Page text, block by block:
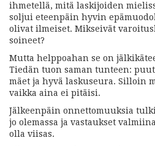
ihmetellä, mitä laskijoiden
soljui eteenpäin hyvin
olivat ilmeiset. Mikseivät
soineet?
Mutta helppoahan se on
Tiedän tuon saman tunteen:
mäet ja hyvä laskuseura. Silloin
vaikka aina ei pitäisi.
Jälkeenpäin onnettomuuksia
jo olemassa ja vastaukset
olla viisas.